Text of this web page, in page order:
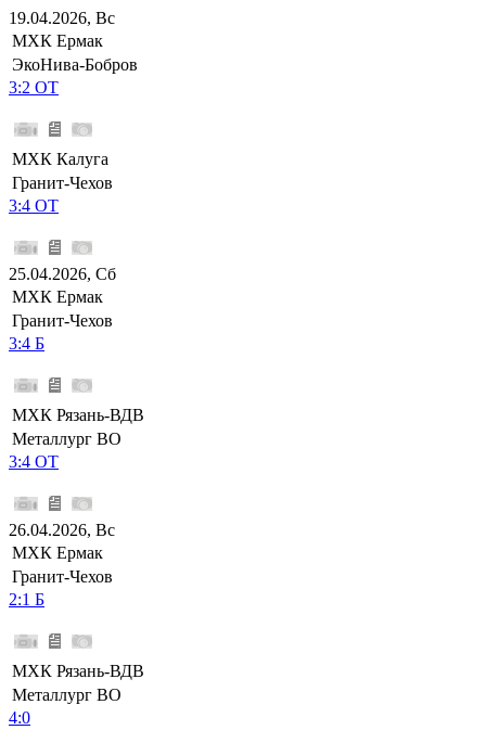
19.04.2026, Вс
МХК Ермак
ЭкоНива-Бобров
3:2 ОТ
МХК Калуга
Гранит-Чехов
3:4 ОТ
25.04.2026, Сб
МХК Ермак
Гранит-Чехов
3:4 Б
МХК Рязань-ВДВ
Металлург ВО
3:4 ОТ
26.04.2026, Вс
МХК Ермак
Гранит-Чехов
2:1 Б
МХК Рязань-ВДВ
Металлург ВО
4:0